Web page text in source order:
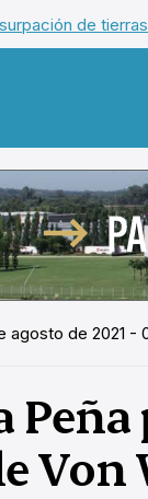
de tierras
agosto de 2021 -
Von